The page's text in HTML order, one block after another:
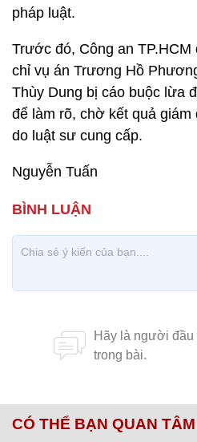
pháp luật.
Trước đó, Công an
chỉ vụ án Trương Hồ
Thùy Dung bị cáo buộc lừa
để làm rõ, chờ kết quả
do luật sư cung cấp.
Nguyễn Tuấn
CÓ THỂ BẠN QUAN TÂM